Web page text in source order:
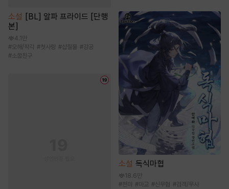
소설 [BL] 알파 프라이드 [단행
본]
4.1만
#오해/착각 #첫사랑 #삽질물 #강공
#소꿉친구
소설 독식마협
18.6만
#천마 #마교 #신무협 #검객/무사